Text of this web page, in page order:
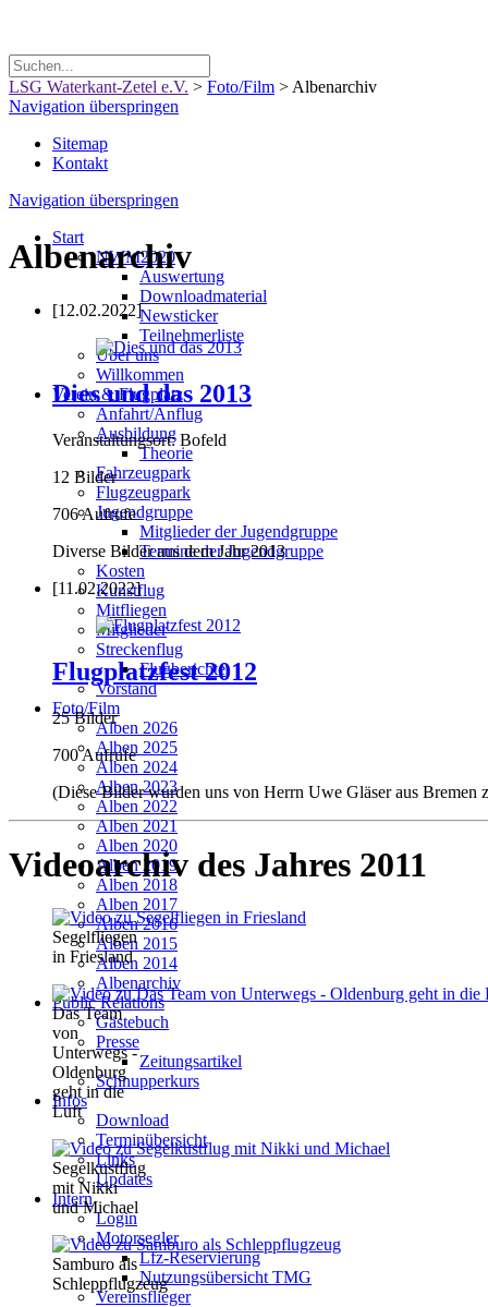
LSG Waterkant-Zetel e.V. > Foto/Film > Albenarchiv
Navigation überspringen
Sitemap
Kontakt
Navigation überspringen
Start
NWM2020
Auswertung
Downloadmaterial
Newsticker
Teilnehmerliste
Über uns
Willkommen
Verein & Flugplatz
Anfahrt/Anflug
Ausbildung
Theorie
Fahrzeugpark
Flugzeugpark
Jugendgruppe
Mitglieder der Jugendgruppe
Termine der Jugendgruppe
Kosten
Kunstflug
Mitfliegen
Mitglieder
Streckenflug
Flugberichte
Vorstand
Foto/Film
Alben 2026
Alben 2025
Alben 2024
Alben 2023
Alben 2022
Alben 2021
Alben 2020
Alben 2019
Alben 2018
Alben 2017
Alben 2016
Alben 2015
Alben 2014
Albenarchiv
Public Relations
Gästebuch
Presse
Zeitungsartikel
Schnupperkurs
Infos
Download
Terminübersicht
Links
Updates
Intern
Login
Motorsegler
Lfz-Reservierung
Nutzungsübersicht TMG
Vereinsflieger
Albenarchiv
[12.02.2022]
Dies und das 2013
Veranstaltungsort: Bofeld
12 Bilder
706 Aufrufe
Diverse Bilder aus dem Jahr 2013
[11.02.2022]
Flugplatzfest 2012
25 Bilder
700 Aufrufe
(Diese Bilder wurden uns von Herrn Uwe Gläser aus Bremen
Videoarchiv des Jahres 2011
Segelfliegen
in Friesland
Das Team
von
Unterwegs -
Oldenburg
geht in die
Luft
Segelkustflug
mit Nikki
und Michael
Samburo als
Schleppflugzeug